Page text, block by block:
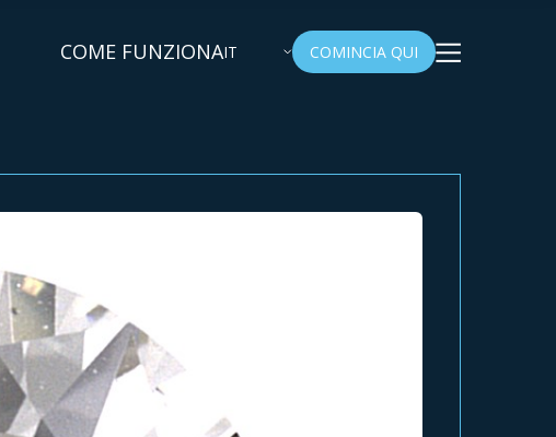
COME FUNZIONAIT COMINCIA QUI